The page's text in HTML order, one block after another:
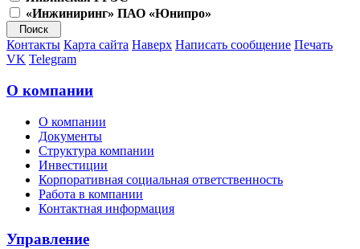
«Инжиниринг» ПАО «Юнипро»
Контакты Карта сайта Наверх Написать сообщение Печать
VK Telegram
О компании
О компании
Документы
Структура компании
Инвестиции
Корпоративная социальная ответственность
Работа в компании
Контактная информация
Управление